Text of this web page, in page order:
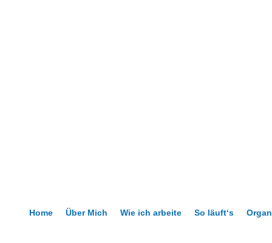
Home Über Mich Wie ich arbeite So läuft‘s